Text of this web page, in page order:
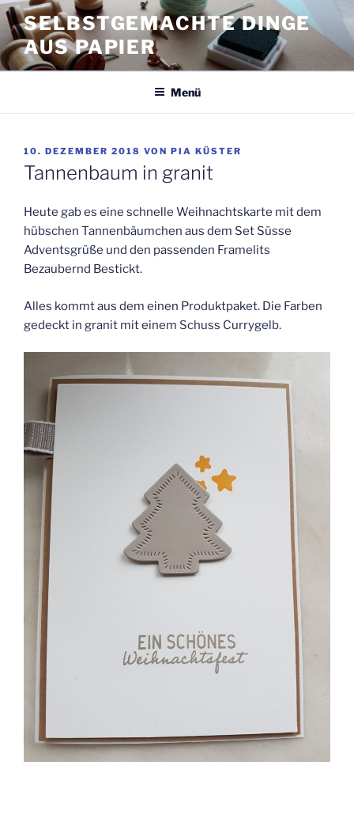
Zum
Inhalt
springen
SELBSTGEMACHTE DINGE
AUS PAPIER
Menü
VERÖFFENTLICHT
AM
10. DEZEMBER 2018 VON PIA KÜSTER
Tannenbaum in granit
Heute gab es eine schnelle Weihnachtskarte mit dem
hübschen Tannenbäumchen aus dem Set Süsse
Adventsgrüße und den passenden Framelits
Bezaubernd Bestickt.
Alles kommt aus dem einen Produktpaket. Die Farben
gedeckt in granit mit einem Schuss Currygelb.